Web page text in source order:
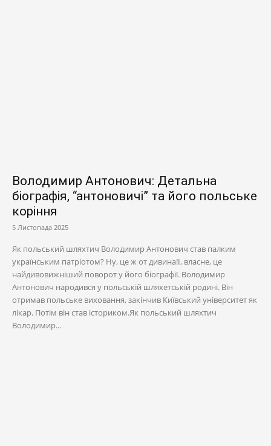
Володимир Антонович: Детальна
біографія, “антоновичі” та його польське
коріння
5 Листопада 2025
Як польський шляхтич Володимир Антонович став палким
українським патріотом? Ну, це ж от дивина!І, власне, це
найдивовижніший поворот у його біографії. Володимир
Антонович народився у польській шляхетській родині. Він
отримав польське виховання, закінчив Київський університет як
лікар. Потім він став істориком.Як польський шляхтич
Володимир...